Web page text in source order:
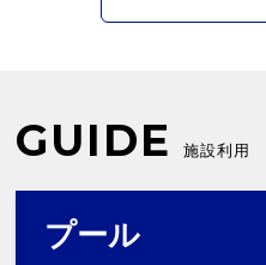
GUIDE 施設利用
プール